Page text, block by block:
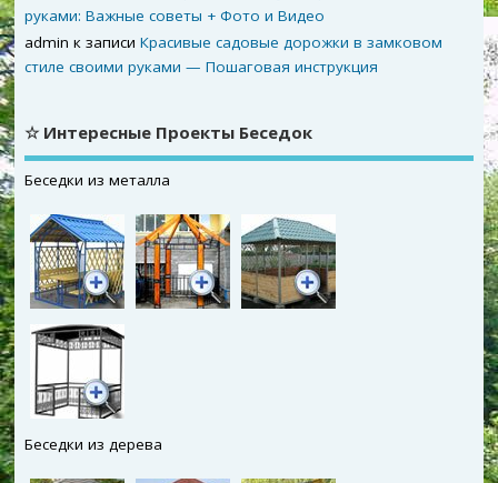
руками: Важные советы + Фото и Видео
admin к записи Красивые садовые дорожки в замковом
стиле своими руками — Пошаговая инструкция
☆ Интересные Проекты Беседок
Беседки из металла
Беседки из дерева